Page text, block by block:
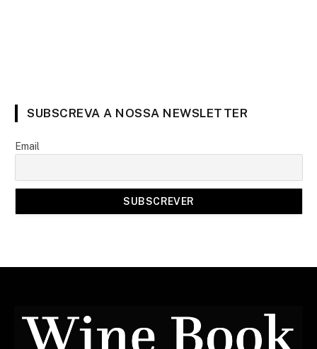
SUBSCREVA A NOSSA NEWSLETTER
Email